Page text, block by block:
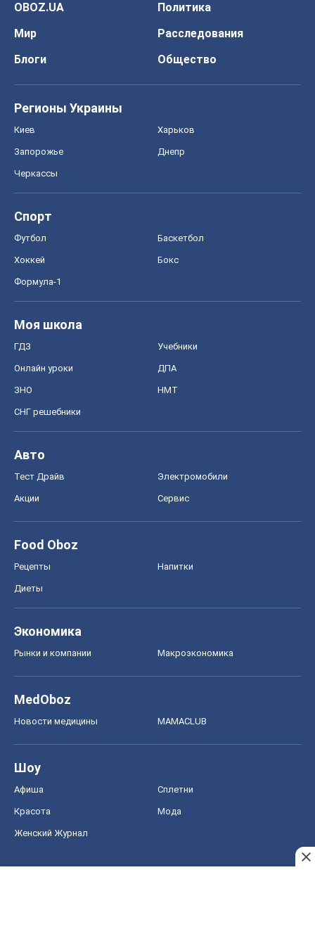
OBOZ.UA
Политика
Мир
Расследования
Блоги
Общество
Регионы Украины
Киев Харьков
Запорожье Днепр
Черкассы
Спорт
Футбол Баскетбол
Хоккей Бокс
Формула-1
Моя школа
ГДЗ Учебники
Онлайн уроки ДПА
ЗНО НМТ
СНГ решебники
Авто
Тест Драйв Электромобили
Акции Сервис
Food Oboz
Рецепты Напитки
Диеты
Экономика
Рынки и компании Mакроэкономика
MedOboz
Новости медицины MAMACLUB
Шоу
Афиша Сплетни
Красота Мода
Женский Журнал